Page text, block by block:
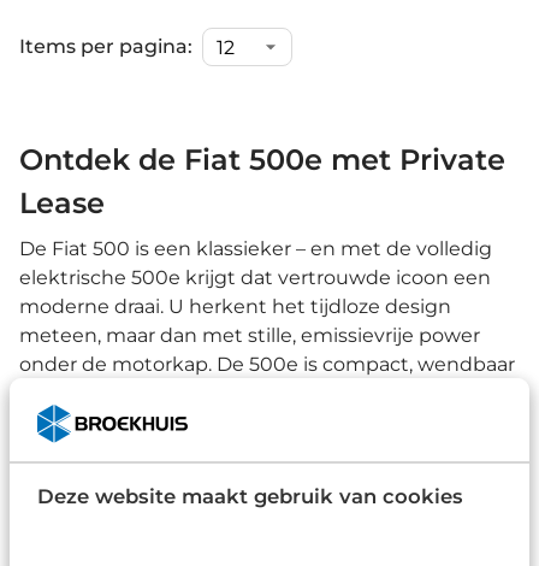
Deze website maakt gebruik van cookies
Items per pagina:
Ontdek de Fiat 500e met Private
Lease
De Fiat 500 is een klassieker – en met de volledig
elektrische 500e krijgt dat vertrouwde icoon een
moderne draai. U herkent het tijdloze design
meteen, maar dan met stille, emissievrije power
onder de motorkap. De 500e is compact, wendbaar
de stad, maar ook verrassend comfortabel voor
langere ritten.
Fiat heeft de charme van de originele 500 weten te